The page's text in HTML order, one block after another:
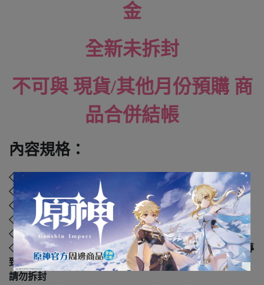
金
全新未拆封
不可與 現貨/其他月份預購 商
品合併結帳
內容規格：
◇ 品牌：
GOOD SMILE COMPANY (GSC)
◇ 材質：塑膠、聚苯乙烯、聚乙烯、聚丙烯
◇ 外盒尺寸：. cm
◇ 年齡：4歲以上
◇ 國際碼： 4580416928908
◇ 本產品如拆封或之後壓損後即無法恢復原狀，可能會導
致影響您的退貨權益，在您還不確定是否要辦理退貨以前，
請勿拆封